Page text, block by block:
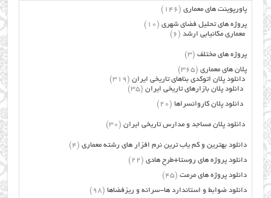
پاورپوینت های معماری (146)
پروژه های تحلیل فضای شهری (10)
معماری مکانیابی ارشد (6)
پروژه های مختلف (3)
پلان های معماری (365)
دانلود پلان اتوکدی بناهای تاریخی ایران (319)
دانلود پلان بازارهای تاریخی ایران (35)
دانلود پلان کاروانسراها (20)
دانلود پلان مساجد و مدارس تاریخی ایران (30)
دانلود بهترین و کم یاب ترین نرم افزار های رشته معماری (4)
دانلود پروژه های روستا+طرح هادی (22)
دانلود پروژه های مرمت (45)
دانلود ضوابط و استاندارد ها-سرانه و ریزفضاها (98)